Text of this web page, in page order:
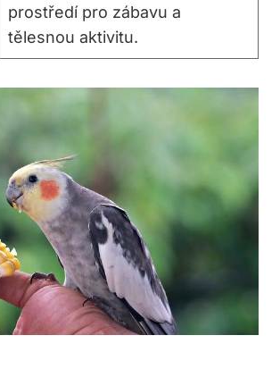
prostředí pro zábavu a
tělesnou aktivitu.